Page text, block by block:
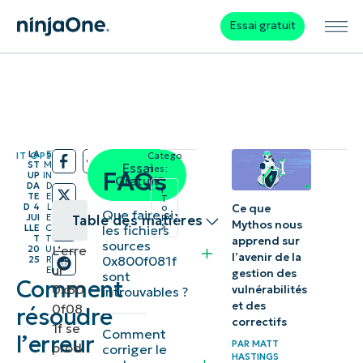
Essai gratuit
IT OPS
/
LA
ST
UP
DA
TE
D 4
JUI
LLE
T
20
25
/
5
M
IN
D
E
L
E
C
T
U
R
E
Comment
résoudre
l’erreur
Table des matières
Comment
corriger
l’erreur
DISM
0x800f081f
L’erre
ur
0x80
0f08
1f se
prod
Essai
Gratuit
FAQs
Que faire si
les fichiers
sources
0x800f081f
sont
introuvables ?
Comment
corriger le
Catego
ries:
I
T
o
p
s
Ce que
Mythos nous
apprend sur
l’avenir de la
gestion des
vulnérabilités
et des
correctifs
PAR MATT
HASTINGS